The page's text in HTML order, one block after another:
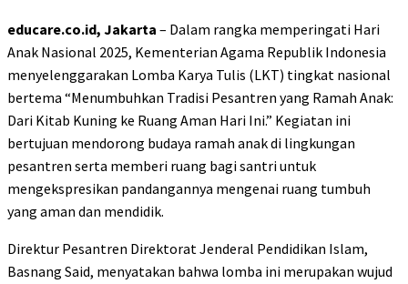
educare.co.id, Jakarta – Dalam rangka memperingati Hari
Anak Nasional 2025, Kementerian Agama Republik Indonesia
menyelenggarakan Lomba Karya Tulis (LKT) tingkat nasional
bertema “Menumbuhkan Tradisi Pesantren yang Ramah Anak:
Dari Kitab Kuning ke Ruang Aman Hari Ini.” Kegiatan ini
bertujuan mendorong budaya ramah anak di lingkungan
pesantren serta memberi ruang bagi santri untuk
mengekspresikan pandangannya mengenai ruang tumbuh
yang aman dan mendidik.
Direktur Pesantren Direktorat Jenderal Pendidikan Islam,
Basnang Said, menyatakan bahwa lomba ini merupakan wujud